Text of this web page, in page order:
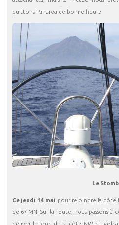
quittons Panarea de bonne heure
Le
Ce jeudi 14 mai pour rejoindre la côte
de 67 MN. Sur la route, nous passons à
dériver le long de la côte NW du